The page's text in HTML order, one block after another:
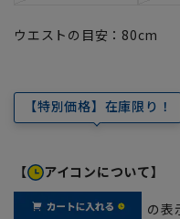
ウエストの目安： 80cm
【特別価格】在庫限り！
【 アイコンについて】
の表